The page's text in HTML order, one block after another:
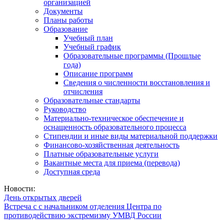
организацией
Документы
Планы работы
Образование
Учебный план
Учебный график
Образовательные программы (Прошлые
года)
Описание программ
Сведения о численности восстановления и
отчисления
Образовательные стандарты
Руководство
Материально-техническое обеспечение и
оснащенность образовательного процесса
Стипендии и иные виды материальной поддержки
Финансово-хозяйственная деятельность
Платные образовательные услуги
Вакантные места для приема (перевода)
Доступная среда
Новости:
День открытых дверей
Встреча с с начальником отделения Центра по
противодействию экстремизму УМВД России